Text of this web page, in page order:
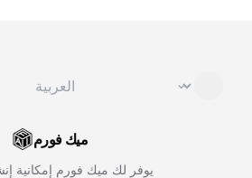
⌄
ميك فورم
يوفر لك ميك فورم إمكانية